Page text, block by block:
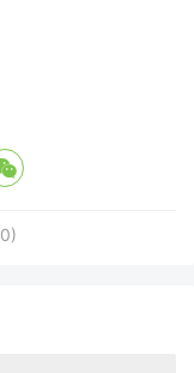
0)